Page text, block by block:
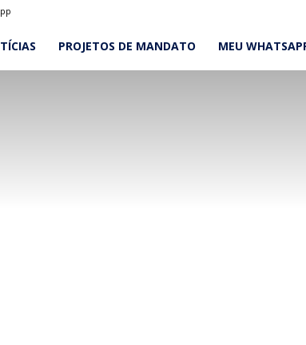
PROJETOS DE MANDATO MEU